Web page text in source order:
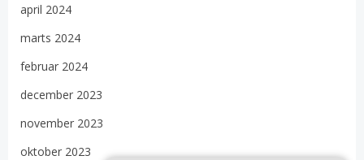
april 2024
marts 2024
februar 2024
december 2023
november 2023
oktober 2023